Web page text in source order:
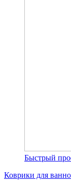
Быстрый
Коврики для